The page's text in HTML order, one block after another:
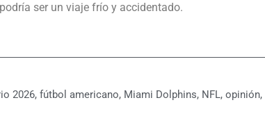
ser un viaje frío y accidentado.
2026, fútbol americano, Miami Dolphins, NFL, opinión,